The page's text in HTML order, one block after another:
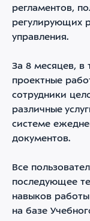
регламентов,
регулирующих
управления.
За 8 месяцев, в
проектные
сотрудники
различные
системе
документов.
Все
последующее
навыков
на базе